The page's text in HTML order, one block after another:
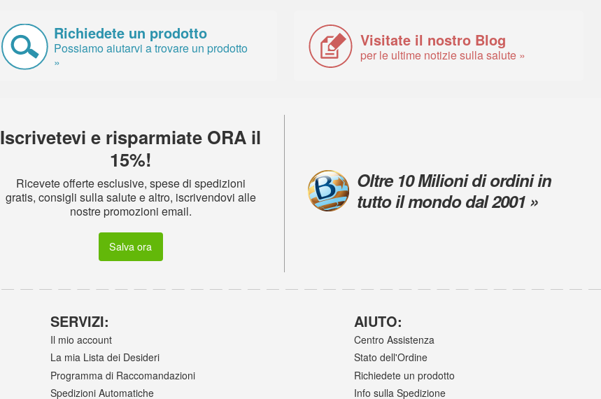
Richiedete un prodotto
Possiamo aiutarvi a trovare un prodotto
»
Visitate il nostro Blog
per le ultime notizie sulla salute »
Iscrivetevi e risparmiate ORA il
15%!
Ricevete offerte esclusive, spese di spedizioni
gratis, consigli sulla salute e altro, iscrivendovi alle
nostre promozioni email.
Salva ora
Oltre 10 Milioni di ordini in
tutto il mondo dal 2001 »
SERVIZI:
Il mio account
La mia Lista dei Desideri
Programma di Raccomandazioni
Spedizioni Automatiche
AIUTO:
Centro Assistenza
Stato dell'Ordine
Richiedete un prodotto
Info sulla Spedizione